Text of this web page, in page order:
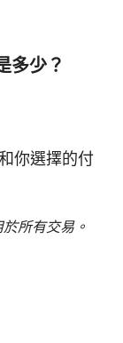
多少？
你選擇的付
所有交易。